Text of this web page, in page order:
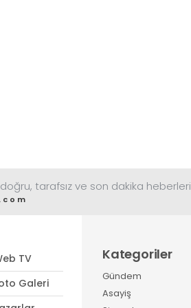
tarafsız ve son dakika heberleri
TV
Galeri
Kategoriler
Gündem
Asayiş